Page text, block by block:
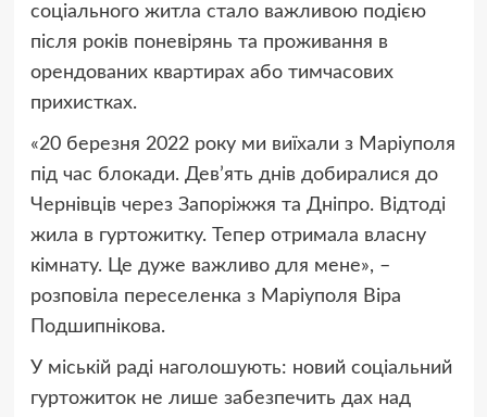
соціального житла стало важливою подією
після років поневірянь та проживання в
орендованих квартирах або тимчасових
прихистках.
«20 березня 2022 року ми виїхали з Маріуполя
під час блокади. Дев’ять днів добиралися до
Чернівців через Запоріжжя та Дніпро. Відтоді
жила в гуртожитку. Тепер отримала власну
кімнату. Це дуже важливо для мене», –
розповіла переселенка з Маріуполя Віра
Подшипнікова.
У міській раді наголошують: новий соціальний
гуртожиток не лише забезпечить дах над